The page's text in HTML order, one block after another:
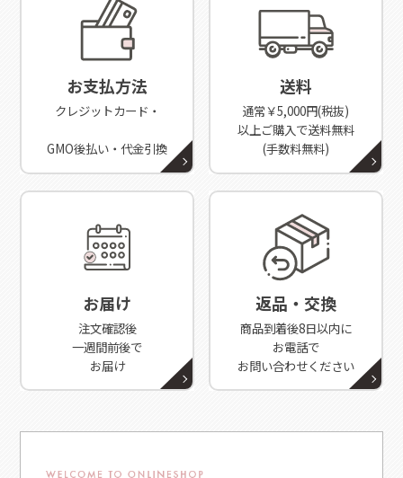
お支払方法
クレジットカード・
GMO後払い・代金引換
送料
通常￥5,000円(税抜)
以上ご購入で送料無料
(手数料無料)
お届け
注文確認後
一週間前後で
お届け
返品・交換
商品到着後8日以内に
お電話で
お問い合わせください